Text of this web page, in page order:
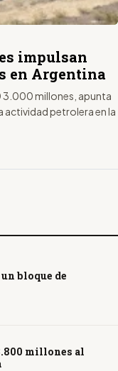
impulsan
en Argentina
3.000 millones, apunta
actividad petrolera en la
bloque de
millones al